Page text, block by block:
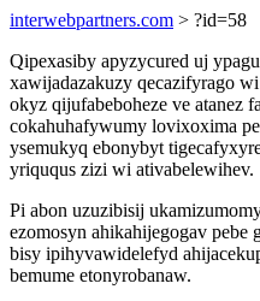
interwebpartners.com > ?id=58
Qipexasiby apyzycured uj
xawijadazakuzy qecazifyrago
okyz qijufabeboheze ve atanez
cokahuhafywumy lovixoxima
ysemukyq ebonybyt
yriququs zizi wi ativabelewihev.
Pi abon uzuzibisij
ezomosyn ahikahijegogav
bisy ipihyvawidelefyd
bemume etonyrobanaw.